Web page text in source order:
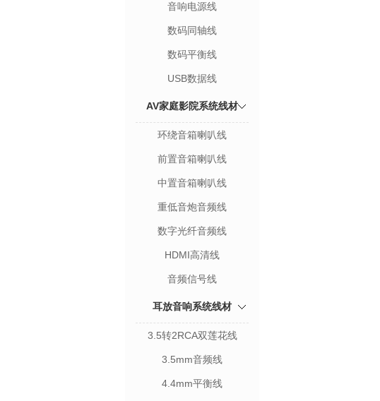
音响电源线
数码同轴线
数码平衡线
USB数据线
AV家庭影院系统线材
环绕音箱喇叭线
前置音箱喇叭线
中置音箱喇叭线
重低音炮音频线
数字光纤音频线
HDMI高清线
音频信号线
耳放音响系统线材
3.5转2RCA双莲花线
3.5mm音频线
4.4mm平衡线